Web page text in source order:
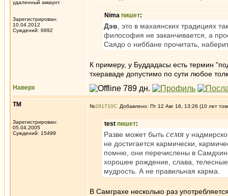
удаленный аккаунт
Зарегистрирован:
10.04.2012
Суждений: 6892
Nima пишет:
Дэв , это в махаянских традициях
философия не заканчивается, а
Саядо о ниббане прочитать,
К примеру, у Буддадасы есть термин
тхераваде допустимо по сути любое
Наверх
ТМ
Зарегистрирован:
05.04.2005
Суждений: 15499
№291710 Добавлено: Пт 12 Авг 16, 13:26 (10 лет
test пишет:
Разве может быть семя у
не достигается кармически,
помню, они перечислены в
хорошее рождение, слава,
мудрость. А не правильная карма.
В Самграхе несколько раз